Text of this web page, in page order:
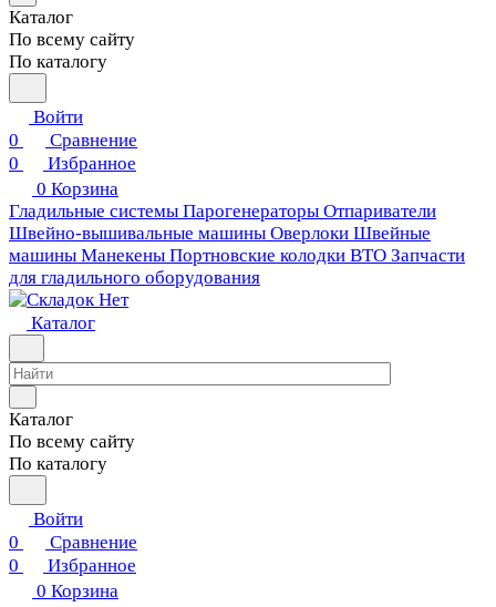
Каталог
По всему сайту
По каталогу
Войти
0
Сравнение
0
Избранное
0 Корзина
Гладильные системы Парогенераторы Отпариватели
Швейно-вышивальные машины Оверлоки Швейные
машины Манекены Портновские колодки ВТО Запчасти
для гладильного оборудования
Каталог
Каталог
По всему сайту
По каталогу
Войти
0
Сравнение
0
Избранное
0 Корзина